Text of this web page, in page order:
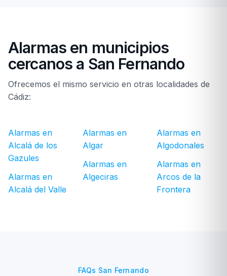
Alarmas en municipios
cercanos a San Fernando
Ofrecemos el mismo servicio en otras localidades de
Cádiz:
Alarmas en
Alcalá de los
Gazules
Alarmas en
Alcalá del Valle
Alarmas en
Algar
Alarmas en
Algeciras
Alarmas en
Algodonales
Alarmas en
Arcos de la
Frontera
FAQs San Fernando